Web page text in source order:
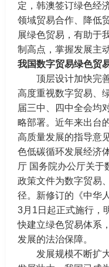
定，韩澳签订绿色经
领域贸易合作、降低
展绿色贸易，有助于
制高点，掌握发展主
我国数字贸易绿色贸
顶层设计加快完
高度重视数字贸易、
届三中、四中全会均
略部署。近年来出台
高质量发展的指导意
色低碳循环发展经济
厅 国务院办公厅关于
政策文件为数字贸易
径。新修订的《中华
3月1日起正式施行，
快建立绿色贸易体系
发展的法治保障。
发展规模不断扩